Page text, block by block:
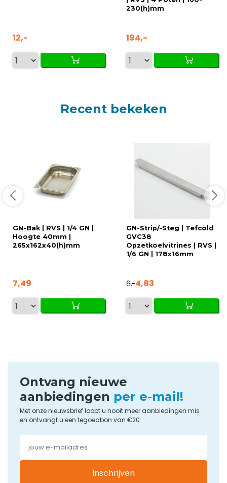
12,-
230(h)mm
194,-
Recent bekeken
GN-Bak | RVS | 1/4 GN |
Hoogte 40mm |
265x162x40(h)mm
7,49
GN-Strip/-Steg | Tefcold
GVC38
Opzetkoelvitrines | RVS |
1/6 GN | 178x16mm
6,-4,83
Ontvang nieuwe
aanbiedingen per e-mail!
Met onze nieuwsbrief loopt u nooit meer aanbiedingen mis
en ontvangt u een tegoedbon van €20
Inschrijven